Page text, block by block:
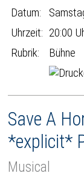
Datum:
Uhrzeit: 20:00
Rubrik:
Bühne
Save A
*explicit*
Musical